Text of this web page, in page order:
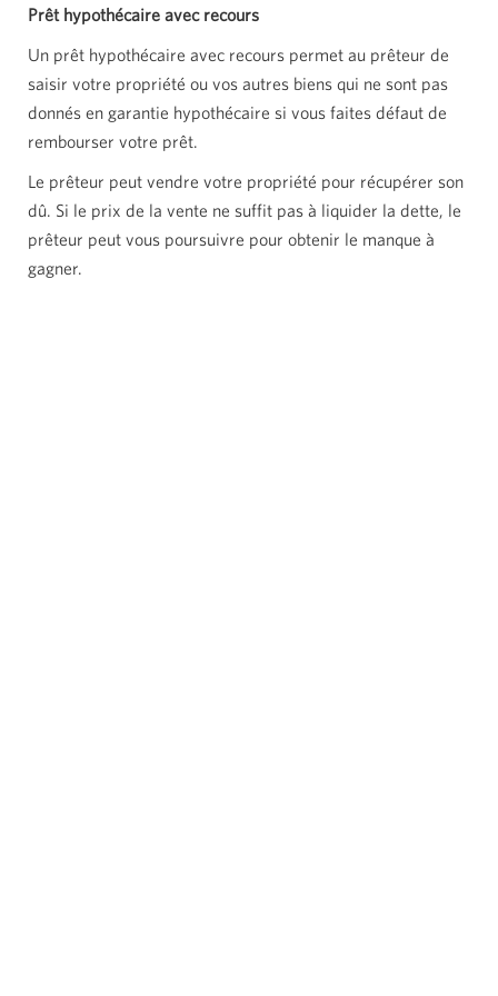
Prêt hypothécaire avec recours
Un prêt hypothécaire avec recours permet au prêteur de
saisir votre propriété ou vos autres biens qui ne sont pas
donnés en garantie hypothécaire si vous faites défaut de
rembourser votre prêt.
Le prêteur peut vendre votre propriété pour récupérer son
dû. Si le prix de la vente ne suffit pas à liquider la dette, le
prêteur peut vous poursuivre pour obtenir le manque à
gagner.